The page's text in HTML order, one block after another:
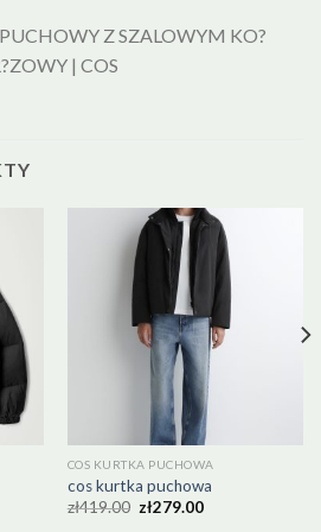
Z SZALOWYM KO?
| COS
COS KURTKA PUCHOWA
cos kurtka puchowa
zł419.00 zł279.00